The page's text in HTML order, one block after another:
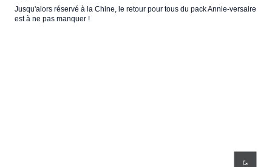
Jusqu'alors réservé à la Chine, le retour pour tous du pack Annie-versaire
est à ne pas manquer !